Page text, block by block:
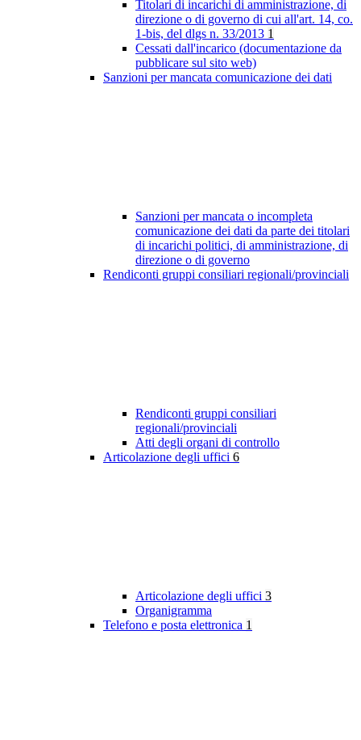
Titolari di incarichi di amministrazione, di
direzione o di governo di cui all'art. 14, co.
1-bis, del dlgs n. 33/2013 1
Cessati dall'incarico (documentazione da
pubblicare sul sito web)
Sanzioni per mancata comunicazione dei dati
Sanzioni per mancata o incompleta
comunicazione dei dati da parte dei titolari
di incarichi politici, di amministrazione, di
direzione o di governo
Rendiconti gruppi consiliari regionali/provinciali
Rendiconti gruppi consiliari
regionali/provinciali
Atti degli organi di controllo
Articolazione degli uffici 6
Articolazione degli uffici 3
Organigramma
Telefono e posta elettronica 1